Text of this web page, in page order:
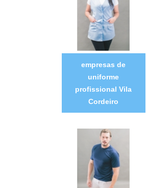
empresas de
uniforme
profissional Vila
Cordeiro